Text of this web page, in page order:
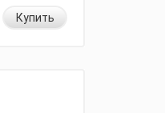
Купить